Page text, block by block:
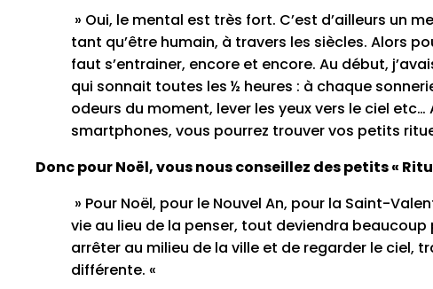
» Oui, le mental est très fort. C’est d’ailleurs un
tant qu’être humain, à travers les siècles. Alors
faut s’entrainer, encore et encore. Au début,
qui sonnait toutes les ½ heures : à chaque
odeurs du moment, lever les yeux vers le ciel etc…
smartphones, vous pourrez trouver vos petits
Donc pour Noël, vous nous conseillez des petits «
» Pour Noël, pour le Nouvel An, pour la Saint-
vie au lieu de la penser, tout deviendra beaucoup
arrêter au milieu de la ville et de regarder le ciel,
différente. «